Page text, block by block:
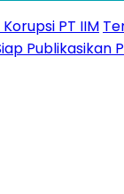
PT IIM
Publikasikan